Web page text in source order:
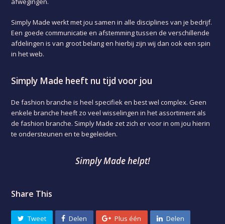
Simply Made werkt met jou samen in alle disciplines van je bedrijf.
Een goede communicatie en afstemming tussen de verschillende
afdelingen is van groot belang en hierbij zijn wij dan ook een spin
in het web.
Simply Made heeft nu tijd voor jou
De fashion branche is heel specifiek en best wel complex. Geen
enkele branche heeft zo veel wisselingen in het assortiment als
de fashion branche. Simply Made zet zich er voor in om jou hierin
te ondersteunen en te begeleiden.
Simply Made helpt!
Share This
Tweet Delen Plus één Delen